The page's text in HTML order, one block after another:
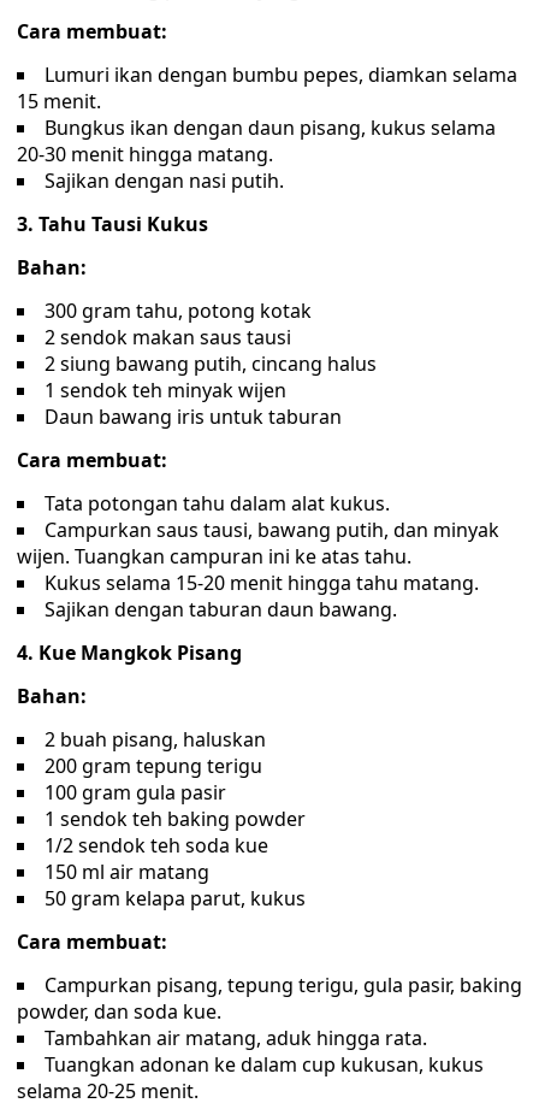
Cara membuat:
Lumuri ikan dengan bumbu pepes, diamkan selama
15 menit.
Bungkus ikan dengan daun pisang, kukus selama
20-30 menit hingga matang.
Sajikan dengan nasi putih.
3. Tahu Tausi Kukus
Bahan:
300 gram tahu, potong kotak
2 sendok makan saus tausi
2 siung bawang putih, cincang halus
1 sendok teh minyak wijen
Daun bawang iris untuk taburan
Cara membuat:
Tata potongan tahu dalam alat kukus.
Campurkan saus tausi, bawang putih, dan minyak
wijen. Tuangkan campuran ini ke atas tahu.
Kukus selama 15-20 menit hingga tahu matang.
Sajikan dengan taburan daun bawang.
4. Kue Mangkok Pisang
Bahan:
2 buah pisang, haluskan
200 gram tepung terigu
100 gram gula pasir
1 sendok teh baking powder
1/2 sendok teh soda kue
150 ml air matang
50 gram kelapa parut, kukus
Cara membuat:
Campurkan pisang, tepung terigu, gula pasir, baking
powder, dan soda kue.
Tambahkan air matang, aduk hingga rata.
Tuangkan adonan ke dalam cup kukusan, kukus
selama 20-25 menit.